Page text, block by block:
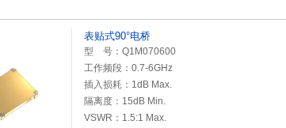
表贴式90°电桥
型 号：Q1M070600
工作频段：0.7-6GHz
插入损耗：1dB Max.
隔离度：15dB Min.
VSWR：1.5:1 Max.